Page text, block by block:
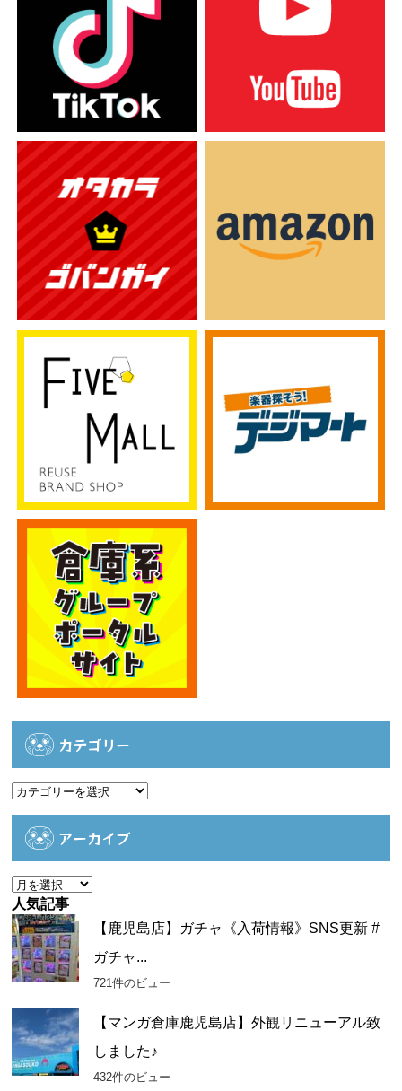
カテゴリー
カ
アーカイブ
ア
ー
カ
イ
ブ
人気記事
【鹿児島店】ガチャ《入荷情報》SNS更新 #
ガチャ...
721件のビュー
【マンガ倉庫鹿児島店】外観リニューアル致
しました♪
432件のビュー